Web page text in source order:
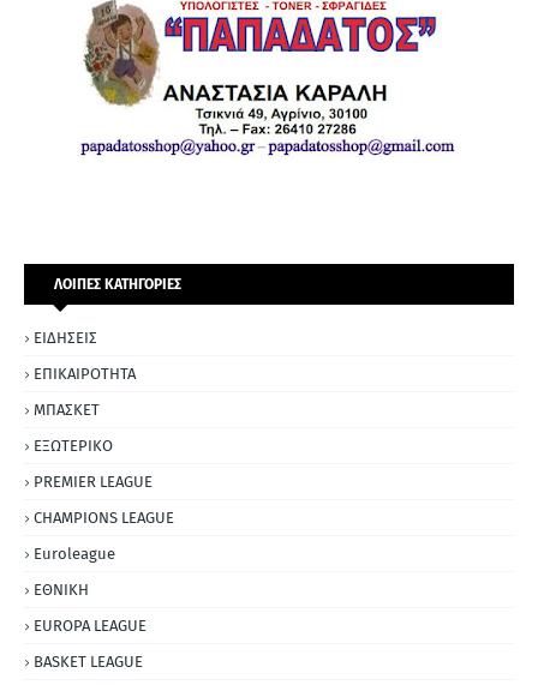
ΛΟΙΠΕΣ ΚΑΤΗΓΟΡΙΕΣ
ΕΙΔΗΣΕΙΣ
ΕΠΙΚΑΙΡΟΤΗΤΑ
ΜΠΑΣΚΕΤ
ΕΞΩΤΕΡΙΚΟ
PREMIER LEAGUE
CHAMPIONS LEAGUE
Euroleague
ΕΘΝΙΚΗ
EUROPA LEAGUE
BASKET LEAGUE